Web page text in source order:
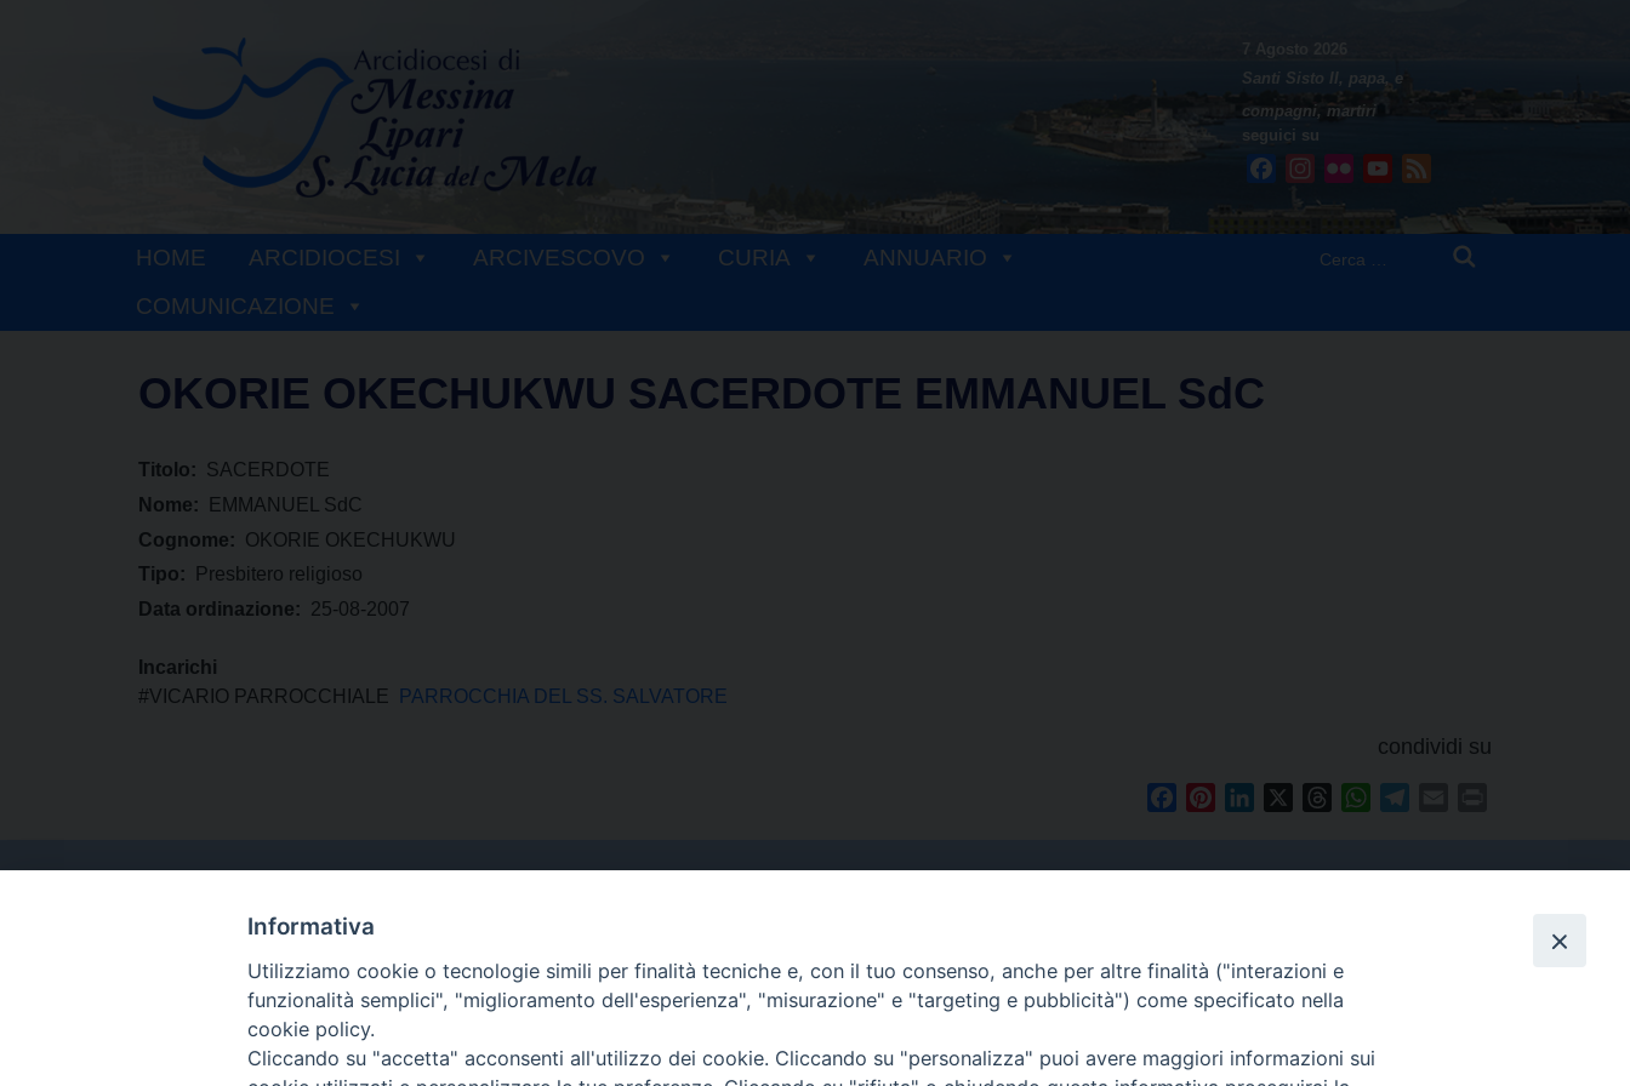
7 Agosto 2026
Santi Sisto II, papa, e
compagni, martiri
seguici su
FacebookInstagram
Flickr YouTube
HOME ARCIDIOCESI ARCIVESCOVO CURIA
ANNUARIO
COMUNICAZIONE
OKORIE OKECHUKWU SACERDOTE EMMANUEL SdC
Titolo: SACERDOTE
Nome:
EMMANUEL SdC
Cognome: OKORIE OKECHUKWU
Tipo:
Presbitero religioso
Data ordinazione: 25-08-2007
Incarichi
#VICARIO PARROCCHIALE
PARROCCHIA DEL SS. SALVATORE
condividi su
FacebookPinterestLinkedIn ThreadsWhatsApp
Indirizzo
Via Garibaldi, 67 - 98122
Contatti
Tel. 090.6684111 - Fax.
arcivescovo.messina@tin.it
Informativa
Utilizziamo cookie o tecnologie simili per finalità tecniche e, con il tuo consenso, anche per altre finalità ("interazioni e
funzionalità semplici", "miglioramento dell'esperienza", "misurazione" e "targeting e pubblicità") come specificato nella
cookie policy.
Cliccando su "accetta" acconsenti all'utilizzo dei cookie. Cliccando su "personalizza" puoi avere maggiori informazioni sui